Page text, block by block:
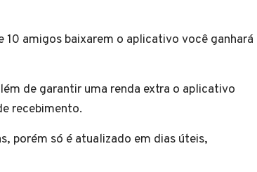
amigos baixarem o aplicativo você ganhará
de garantir uma renda extra o aplicativo
recebimento.
porém só é atualizado em dias úteis,